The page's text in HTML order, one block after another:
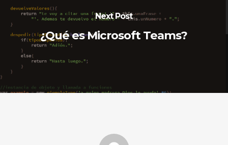
Next Post
¿Qué es Microsoft Teams?